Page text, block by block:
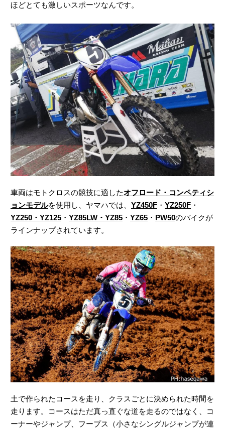
ほどとても激しいスポーツなんです。
車両はモトクロスの競技に適したオフロード・コンペティシ
ョンモデルを使用し、ヤマハでは、 YZ450F ・ YZ250F ・
YZ250・YZ125 ・ YZ85LW・YZ85 ・ YZ65 ・ PW50のバイクが
ラインナップされています。
土で作られたコースを走り、クラスごとに決められた時間を
走ります。コースはただ真っ直ぐな道を走るのではなく、コ
ーナーやジャンプ、フープス（小さなシングルジャンプが連